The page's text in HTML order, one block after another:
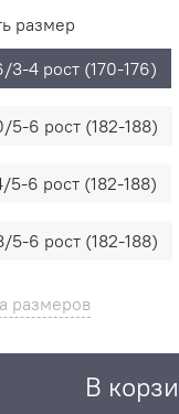
размеров
В
размер
3-4 рост (170-176)
5-6 рост (182-188)
5-6 рост (182-188)
5-6 рост (182-188)